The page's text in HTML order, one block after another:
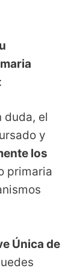
duda, el
y
los
primaria
Única de